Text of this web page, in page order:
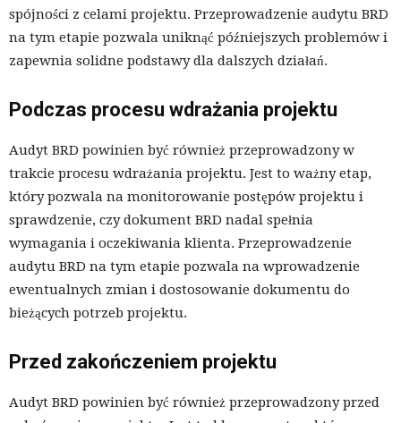
spójności z celami projektu. Przeprowadzenie audytu BRD
na tym etapie pozwala uniknąć późniejszych problemów i
zapewnia solidne podstawy dla dalszych działań.
Podczas procesu wdrażania projektu
Audyt BRD powinien być również przeprowadzony w
trakcie procesu wdrażania projektu. Jest to ważny etap,
który pozwala na monitorowanie postępów projektu i
sprawdzenie, czy dokument BRD nadal spełnia
wymagania i oczekiwania klienta. Przeprowadzenie
audytu BRD na tym etapie pozwala na wprowadzenie
ewentualnych zmian i dostosowanie dokumentu do
bieżących potrzeb projektu.
Przed zakończeniem projektu
Audyt BRD powinien być również przeprowadzony przed